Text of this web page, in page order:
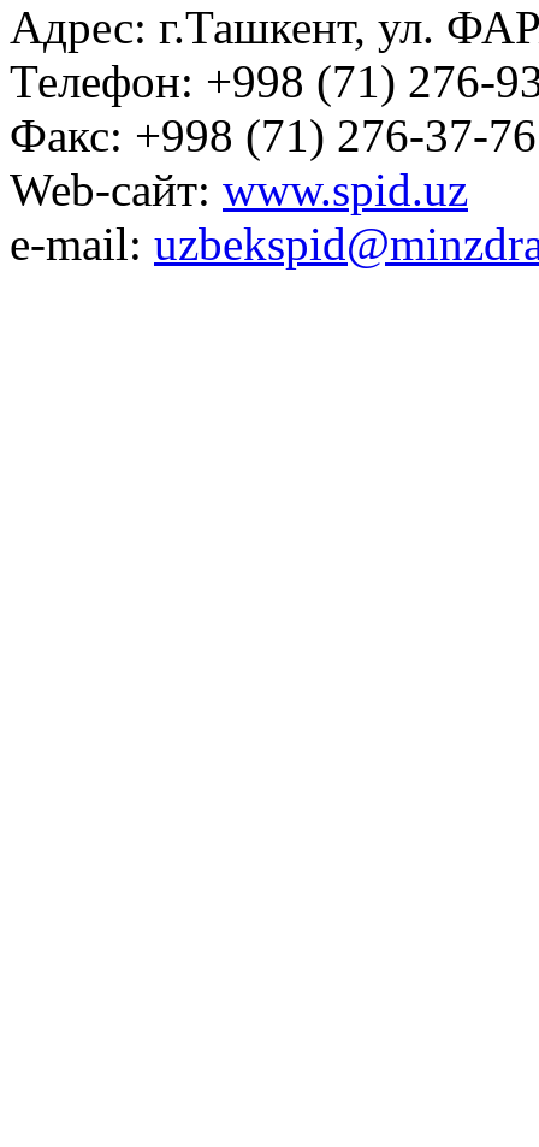
Адрес: г.Ташкент, ул.
Телефон: +998 (71) 276-
Факс: +998 (71) 276-37-76
Web-сайт: www.spid.uz
e-mail: